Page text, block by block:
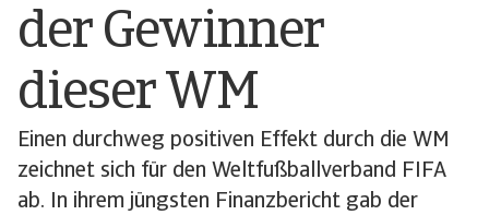
der Gewinner
dieser WM
Einen durchweg positiven Effekt durch die WM
zeichnet sich für den Weltfußballverband FIFA
ab. In ihrem jüngsten Finanzbericht gab der